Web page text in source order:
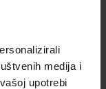
medija i
upotrebi